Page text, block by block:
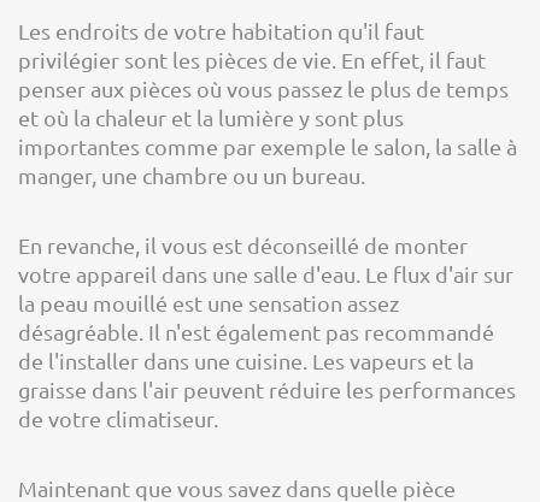
Les endroits de votre habitation qu'il faut
privilégier sont les pièces de vie. En effet, il faut
penser aux pièces où vous passez le plus de temps
et où la chaleur et la lumière y sont plus
importantes comme par exemple le salon, la salle à
manger, une chambre ou un bureau.
En revanche, il vous est déconseillé de monter
votre appareil dans une salle d'eau. Le flux d'air sur
la peau mouillé est une sensation assez
désagréable. Il n'est également pas recommandé
de l'installer dans une cuisine. Les vapeurs et la
graisse dans l'air peuvent réduire les performances
de votre climatiseur.
Maintenant que vous savez dans quelle pièce